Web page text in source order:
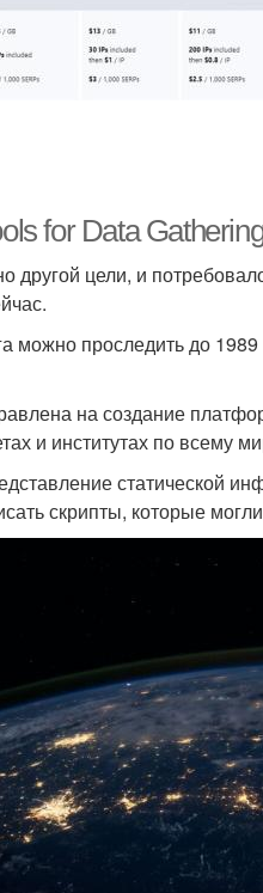
for Data
другой цели, и
можно проследить до
на создание
и институтах по всему
статической
скрипты, которые